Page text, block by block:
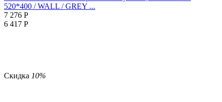
520*400 / WALL / GREY ...
7 276 Р
6 417 Р
Скидка 10%